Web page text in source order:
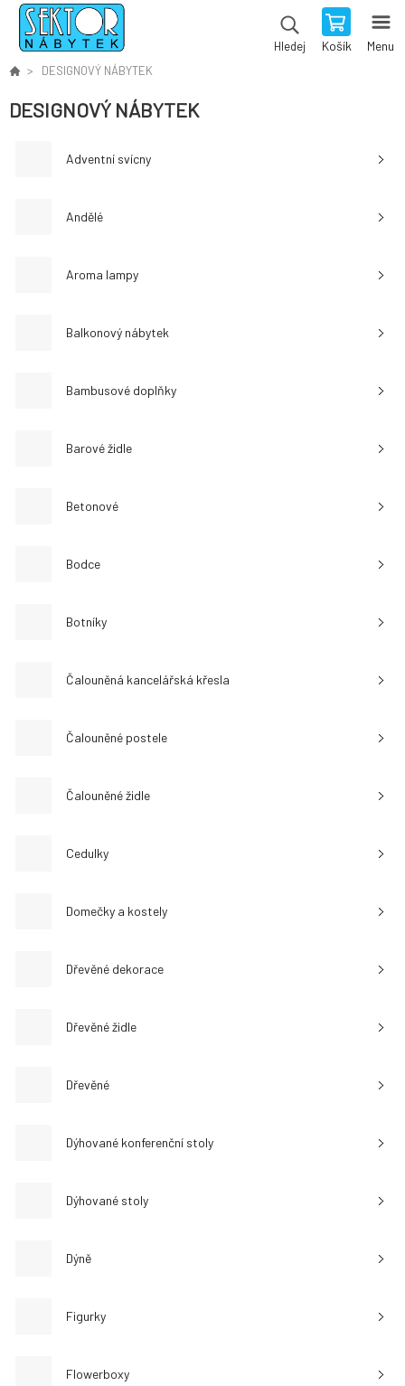
Hledej Košík Menu
DESIGNOVÝ NÁBYTEK
DESIGNOVÝ NÁBYTEK
Adventní svícny
Andělé
Aroma lampy
Balkonový nábytek
Bambusové doplňky
Barové židle
Betonové
Bodce
Botníky
Čalouněná kancelářská křesla
Čalouněné postele
Čalouněné židle
Cedulky
Domečky a kostely
Dřevěné dekorace
Dřevěné židle
Dřevěné
Dýhované konferenční stoly
Dýhované stoly
Dýně
Figurky
Flowerboxy